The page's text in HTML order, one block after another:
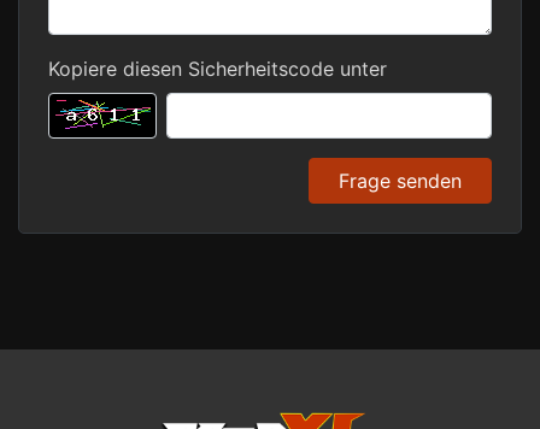
Kopiere diesen Sicherheitscode unter
Frage senden